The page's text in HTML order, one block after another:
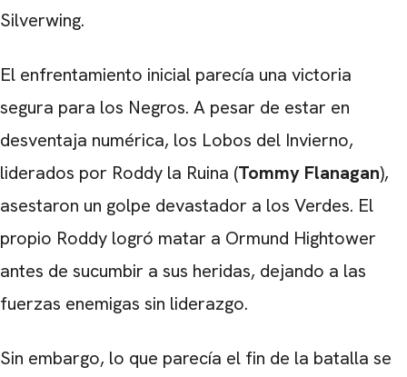
Silverwing.
El enfrentamiento inicial parecía una victoria
segura para los Negros. A pesar de estar en
desventaja numérica, los Lobos del Invierno,
liderados por Roddy la Ruina (Tommy Flanagan),
asestaron un golpe devastador a los Verdes. El
propio Roddy logró matar a Ormund Hightower
antes de sucumbir a sus heridas, dejando a las
fuerzas enemigas sin liderazgo.
Sin embargo, lo que parecía el fin de la batalla se